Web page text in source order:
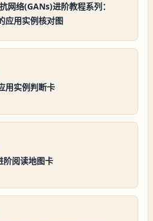
网络(GANs)进阶教程系列：
应用实例核对图
用实例判断卡
阶阅读地图卡